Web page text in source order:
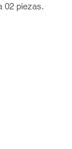
02 piezas.